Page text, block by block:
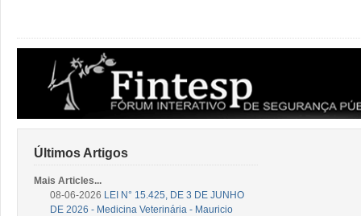
Últimos Artigos
Mais Articles...
08-06-2026 LEI N° 15.425, DE 3 DE JUNHO
DE 2026 - Medicina Veterinária - Mauricio